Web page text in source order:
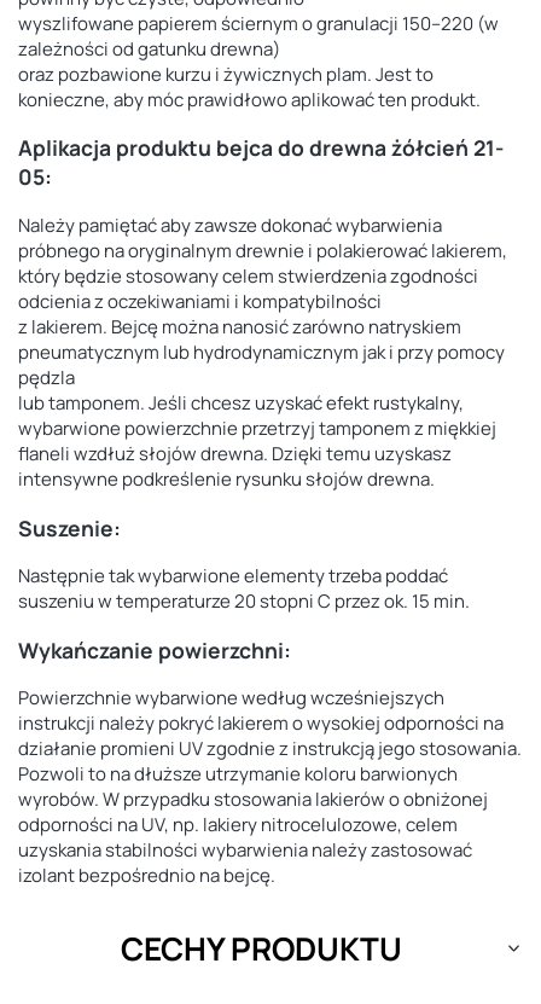
wyszlifowane papierem ściernym o granulacji 150–220 (w
zależności od gatunku drewna)
oraz pozbawione kurzu i żywicznych plam. Jest to
konieczne, aby móc prawidłowo aplikować ten produkt.
Aplikacja produktu bejca do drewna żółcień 21-
05:
Należy pamiętać aby zawsze dokonać wybarwienia
próbnego na oryginalnym drewnie i polakierować lakierem,
który będzie stosowany celem stwierdzenia zgodności
odcienia z oczekiwaniami i kompatybilności
z lakierem. Bejcę można nanosić zarówno natryskiem
pneumatycznym lub hydrodynamicznym jak i przy pomocy
pędzla
lub tamponem. Jeśli chcesz uzyskać efekt rustykalny,
wybarwione powierzchnie przetrzyj tamponem z miękkiej
flaneli wzdłuż słojów drewna. Dzięki temu uzyskasz
intensywne podkreślenie rysunku słojów drewna.
Suszenie:
Następnie tak wybarwione elementy trzeba poddać
suszeniu w temperaturze 20 stopni C przez ok. 15 min.
Wykańczanie powierzchni:
Powierzchnie wybarwione według wcześniejszych
instrukcji należy pokryć lakierem o wysokiej odporności na
działanie promieni UV zgodnie z instrukcją jego stosowania.
Pozwoli to na dłuższe utrzymanie koloru barwionych
wyrobów. W przypadku stosowania lakierów o obniżonej
odporności na UV, np. lakiery nitrocelulozowe, celem
uzyskania stabilności wybarwienia należy zastosować
izolant bezpośrednio na bejcę.
CECHY PRODUKTU